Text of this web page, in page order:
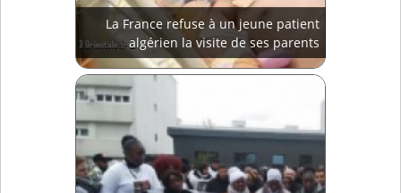
La France refuse à un jeune patient
algérien la visite de ses parents